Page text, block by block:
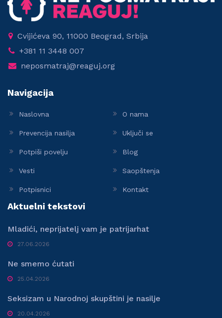
Cvijićeva 90, 11000 Beograd, Srbija
+381 11 3448 007
neposmatraj@reaguj.org
Navigacija
Naslovna O nama
Prevencija nasilja Uključi se
Potpiši povelju Blog
Vesti Saopštenja
Potpisnici Kontakt
Aktuelni tekstovi
Mladići, neprijatelj vam je patrijarhat
27.06.2026
Ne smemo ćutati
25.04.2026
Seksizam u Narodnoj skupštini je nasilje
20.04.2026